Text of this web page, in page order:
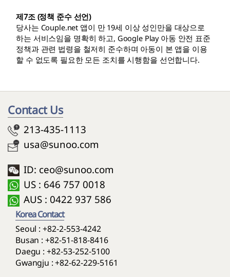
제7조 (정책 준수 선언)
당사는 Couple.net 앱이 만 19세 이상 성인만을 대상으로
하는 서비스임을 명확히 하고, Google Play 아동 안전 표준
정책과 관련 법령을 철저히 준수하며 아동이 본 앱을 이용
할 수 없도록 필요한 모든 조치를 시행함을 선언합니다.
Contact Us
213-435-1113
usa@sunoo.com
ID: ceo@sunoo.com
US : 646 757 0018
AUS : 0422 937 586
Korea Contact
Seoul : +82-2-553-4242
Busan : +82-51-818-8416
Daegu : +82-53-252-5100
Gwangju :+82-62-229-5161